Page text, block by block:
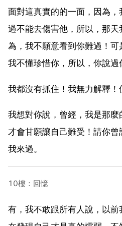
面對這真實的的一面，因為
過不能去傷害他，所以，那
為，我不願意看到你難過！
我不懂珍惜你，所以，你說過
我都沒有抓住！我無力解釋！
我想對你說，曾經，我是那麼
才會甘願讓自己難受！請你曾
我來過。
10樓：回憶
有，我不敢跟所有人說，以